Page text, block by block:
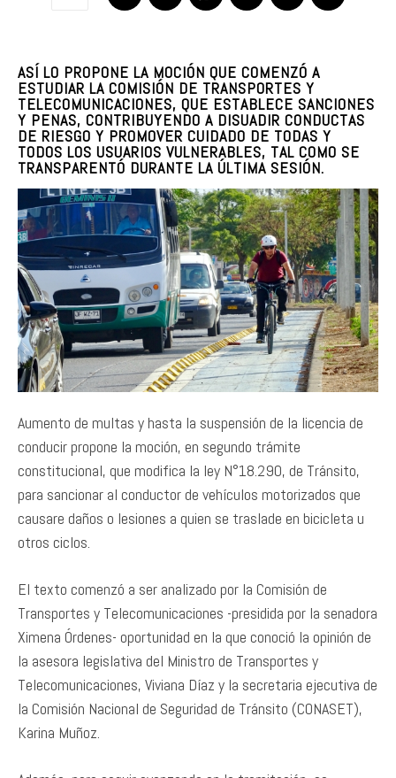
ASÍ LO PROPONE LA MOCIÓN QUE COMENZÓ A
ESTUDIAR LA COMISIÓN DE TRANSPORTES Y
TELECOMUNICACIONES, QUE ESTABLECE SANCIONES
Y PENAS, CONTRIBUYENDO A DISUADIR CONDUCTAS
DE RIESGO Y PROMOVER CUIDADO DE TODAS Y
TODOS LOS USUARIOS VULNERABLES, TAL COMO SE
TRANSPARENTÓ DURANTE LA ÚLTIMA SESIÓN.
Aumento de multas y hasta la suspensión de la licencia de
conducir propone la moción, en segundo trámite
constitucional, que modifica la ley N°18.290, de Tránsito,
para sancionar al conductor de vehículos motorizados que
causare daños o lesiones a quien se traslade en bicicleta u
otros ciclos.
El texto comenzó a ser analizado por la Comisión de
Transportes y Telecomunicaciones -presidida por la senadora
Ximena Órdenes- oportunidad en la que conoció la opinión de
la asesora legislativa del Ministro de Transportes y
Telecomunicaciones, Viviana Díaz y la secretaria ejecutiva de
la Comisión Nacional de Seguridad de Tránsito (CONASET),
Karina Muñoz.